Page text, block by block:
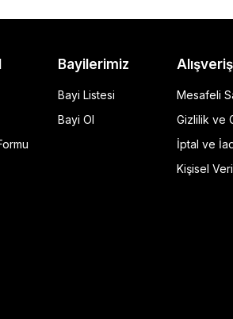
GP Kompozit Universal 45 lt Plastik
Bayilerimiz
Bayi Listesi
Bayi Ol
Mesafeli
Gizlilik ve
İptal ve
Kişisel